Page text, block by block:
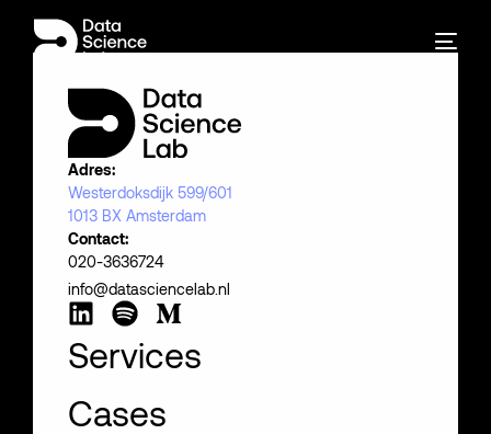
Adres:
Westerdoksdijk 599/601
1013 BX Amsterdam
Contact:
020-3636724
info@datasciencelab.nl
Services
Cases